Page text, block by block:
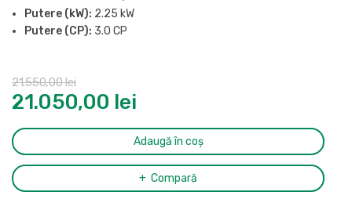
Putere (kW): 2.25 kW
Putere (CP): 3.0 CP
Nivel de zgomot (LpA, la 4m):
Eficienta motor:
IE3
Ciclu de functionare: S1
Racord evacuare aer comprimat:Cupla rapida mama
Dimensiuni (L x l x H):1105 x 495 x 1085 mm
21.050,00 lei
21.550,00lei
Adaugă în coș
Compară